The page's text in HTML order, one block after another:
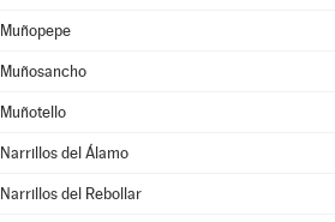
Muñopepe
Muñosancho
Muñotello
Narrillos del Álamo
Narrillos del Rebollar